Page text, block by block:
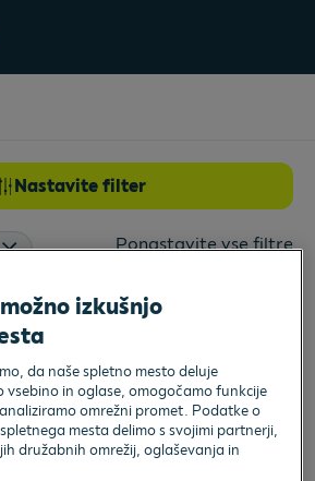
Nastavite filter
Ponastavite vse filtre
modelih
izkušnjo
da naše spletno mesto deluje
vsebino in oglase, omogočamo funkcije
omrežni promet. Podatke o
mesta delimo s svojimi partnerji,
družabnih omrežij, oglaševanja in